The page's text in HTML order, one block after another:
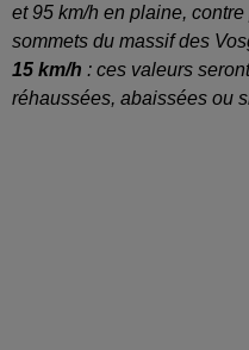
et 95 km/h en plaine,
sommets du massif des
15 km/h : ces valeurs
réhaussées, abaissées ou